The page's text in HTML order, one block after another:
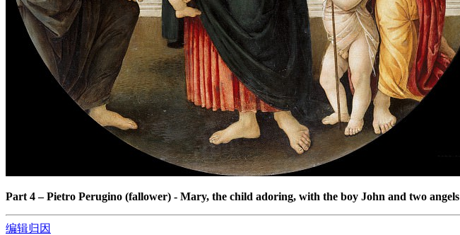
Part 4–Pietro Perugino (fallower) - Mary, the child adoring, with the boy John and two angels
编辑归因